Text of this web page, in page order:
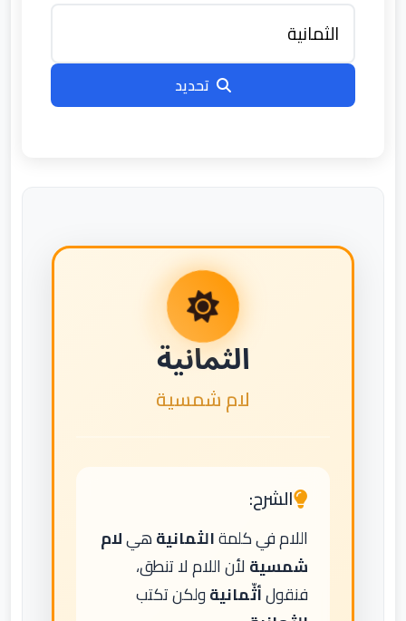
تحديد
الثمانية
لام شمسية
الشرح:
اللام في كلمةالثمانيةهيلام
شمسيةلأن اللام لا تنطق،
فنقولأثّمانيةولكن تكتب